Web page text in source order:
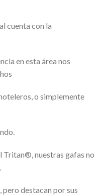
cuenta con la
en esta área nos
o simplemente
Tritan®, nuestras gafas no
destacan por sus